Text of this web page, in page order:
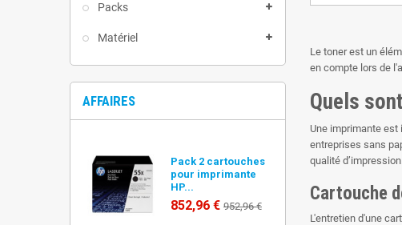
Packs
Matériel
AFFAIRES
Pack 2 cartouches
pour imprimante
HP...
852,96 € 952,96 €
Le toner est un
en compte lors de
Quels
Une imprimante
entreprises sans
qualité
Cartouche
L'entretien d'une